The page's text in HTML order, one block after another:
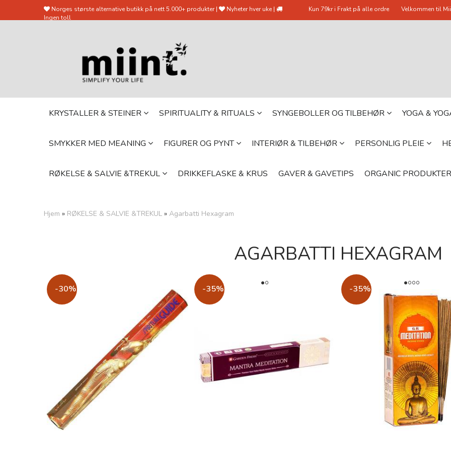
Norges største alternative butikk på nett 5.000+ produkter |
Nyheter hver uke |
Ingen toll
Kun 79kr i Frakt på alle ordre Velkommen til
KRYSTALLER & STEINER SPIRITUALITY & RITUALS SYNGEBOLLER OG TILBEHØR YOGA &
SMYKKER MED MEANING FIGURER OG PYNT INTERIØR & TILBEHØR PERSONLIG PLEIE
RØKELSE & SALVIE &TREKUL DRIKKEFLASKE & KRUS GAVER & GAVETIPS ORGANIC PRODUKTER
Hjem » RØKELSE & SALVIE &TREKUL » Agarbatti Hexagram
AGARBATTI HEXAGRAM
-30% -35% -35%